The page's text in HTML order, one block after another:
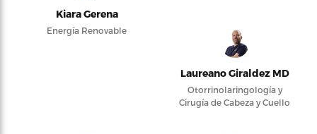
Kiara Gerena
Energía Renovable
Laureano Giraldez MD
Otorrinolaringología y
Cirugía de Cabeza y Cuello